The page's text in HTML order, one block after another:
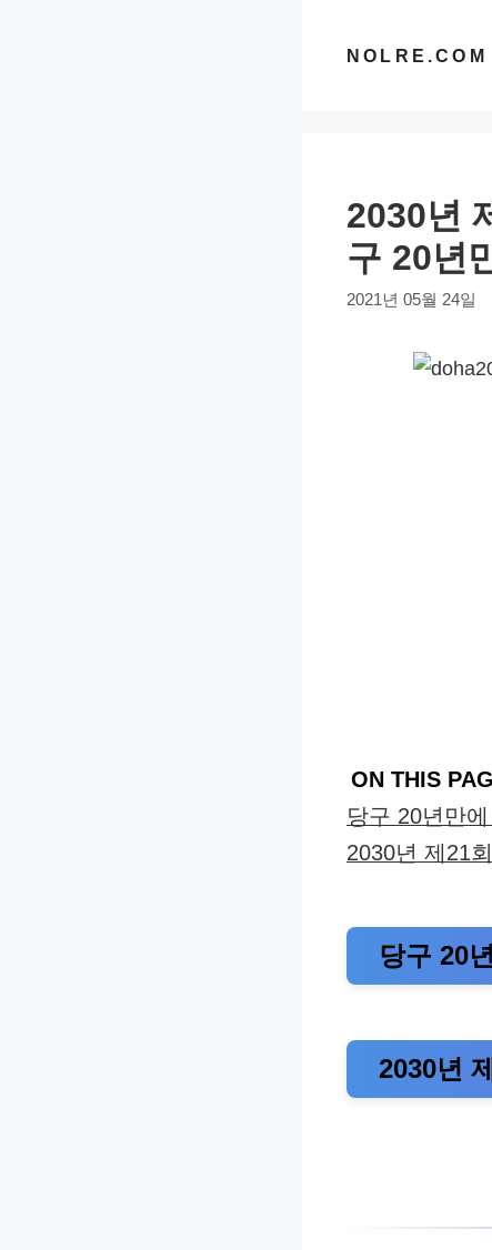
NOLRE.COM
2030년
구 20년
2021년 05월 24일
ON THIS
당구 20년만
2030년 제21
당구 20
2030년